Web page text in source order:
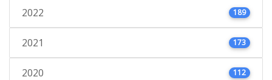
2022 189
2021 173
2020 112